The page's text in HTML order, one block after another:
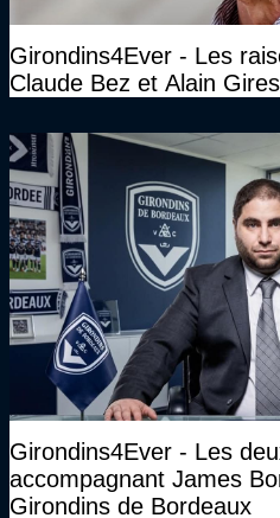
Girondins4Ever - Les
Claude Bez et Alain
Girondins4Ever - Les
accompagnant James
Girondins de Bordeaux